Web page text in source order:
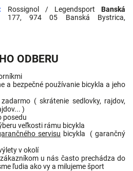
Rossignol / LegendsportBanská
177, 974 05 Banská Bystrica,
ODBERU
a bezpečné používanie bicykla a jeho
( skrátenie sedlovky, rajdov,
)
posedu
veľkosti rámu bicykla
servisu bicykla ( garančný
v okolí
u nás často prechádza do
ľudia ako vy a milujeme šport